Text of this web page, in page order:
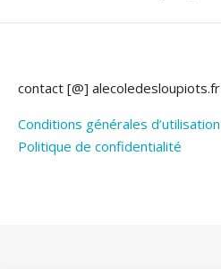
contact [@] alecoledesloupiots.fr
Conditions générales d’utilisation
Politique de confidentialité